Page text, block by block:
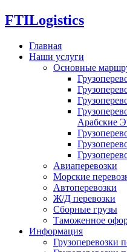
FTILogistics
Главная
Наши услуги
Основные
Арабские
Авиаперевозки
Морские
Автоперевозки
Ж/Д перевозки
Сборные грузы
Таможенное
Информация
Грузоперевозки